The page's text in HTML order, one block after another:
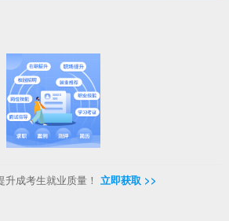
成考生就业质量！ 立即获取 >>